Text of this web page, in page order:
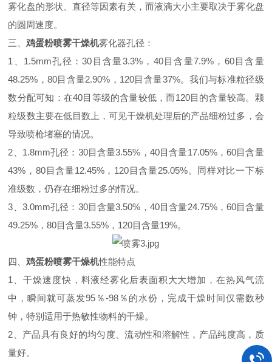
雾化盘的形状、直径等因素有关，而液滴大小主要取决于雾化盘
的圆周速度。
三、鸡蛋粉喷雾干燥机雾化器孔径：
1、1.5mm孔径：30目含量3.3%，40目含量7.9%，60目含量
48.25%，80目含量2.90%，120目含量37%。我们与标准粒径级
数分配可知：在40目等级的含量较低，而120目的含量较高。颗
粒级数主要在低目数上，可见干燥机处理后的产品细粉过多，会
导致喷枪堵塞的情况。
2、1.8mm孔径：30目含量3.55%，40目含量17.05%，60目含量
43%，80目含量12.45%，120目含量25.05%。同样对比一下标
准级数，仍存在细粉过多的情况。
3、3.0mm孔径：30目含量3.50%，40目含量24.75%，60目含量
49.25%，80目含量3.55%，120目含量19%。
四、鸡蛋粉喷雾干燥机性能特点
1、干燥速度快，料液经雾化后表面积大大增加，在热风气流
中，瞬间就可蒸发95％-98％的水份，完成干燥时间仅需数秒
钟，特别适用于热敏性物料的干燥。
2、产品具有良好的均匀度、流动性和溶解性，产品纯度高，质
量好。